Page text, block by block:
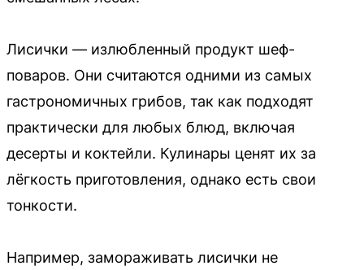
Лисички — излюбленный продукт шеф-
поваров. Они считаются одними из самых
гастрономичных грибов, так как подходят
практически для любых блюд, включая
десерты и коктейли. Кулинары ценят их за
лёгкость приготовления, однако есть свои
тонкости.
Например, замораживать лисички не